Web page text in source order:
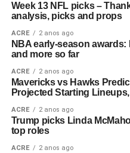
Week 13 NFL picks –
analysis, picks and props
ACRE 2 anos ago
NBA early-season awards:
and more so far
ACRE 2 anos ago
Mavericks vs Hawks
Projected Starting
ACRE 2 anos ago
Trump picks Linda
top roles
ACRE 2 anos ago